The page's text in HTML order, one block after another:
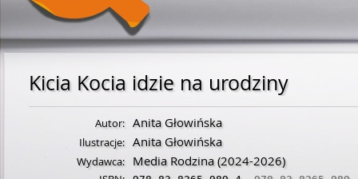
Kicia Kocia idzie na urodziny
Autor: Anita Głowińska
Ilustracje: Anita Głowińska
Wydawca: Media Rodzina(2024-2026)